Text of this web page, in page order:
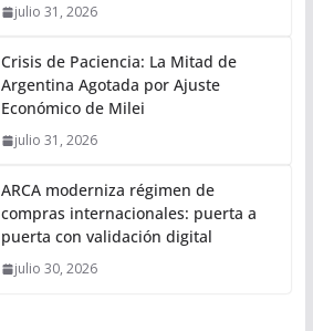
julio 31, 2026
Crisis de Paciencia: La Mitad de
Argentina Agotada por Ajuste
Económico de Milei
julio 31, 2026
ARCA moderniza régimen de
compras internacionales: puerta a
puerta con validación digital
julio 30, 2026